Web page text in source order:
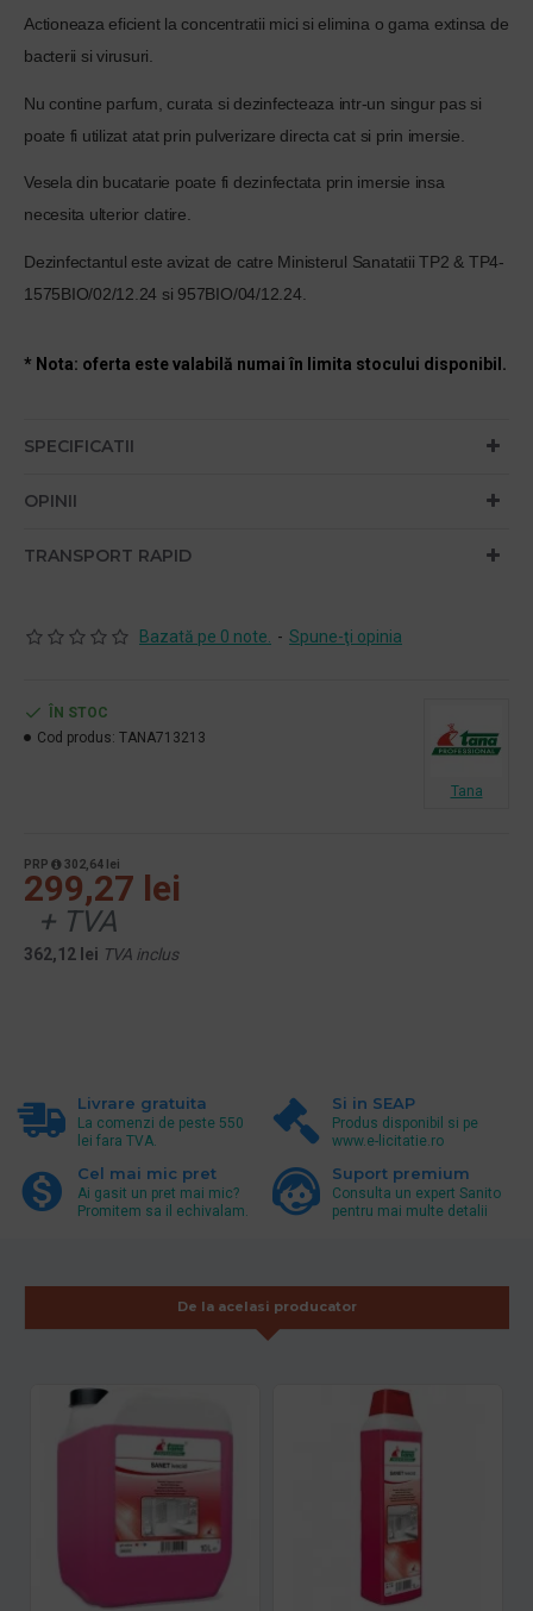
Actioneaza eficient la concentratii mici si elimina o gama extinsa de
bacterii si virusuri.
Nu contine parfum, curata si dezinfecteaza intr-un singur pas si
poate fi utilizat atat prin pulverizare directa cat si prin imersie.
Vesela din bucatarie poate fi dezinfectata prin imersie insa
necesita ulterior clatire.
Dezinfectantul este avizat de catre Ministerul Sanatatii TP2 & TP4-
1575BIO/02/12.24 si 957BIO/04/12.24.
* Nota: oferta este valabilă numai în limita stocului disponibil.
SPECIFICATII
OPINII
TRANSPORT RAPID
Bazată pe 0 note. - Spune-ţi opinia
PRP 302,64 lei
299,27 lei
+ TVA
362,12 lei TVA inclus
ÎN STOC
Cod produs: TANA713213
Tana
Livrare gratuita
La comenzi de peste 550
lei fara TVA.
Si in SEAP
Produs disponibil si pe
www.e-licitatie.ro
Cel mai mic pret
Ai gasit un pret mai mic?
Promitem sa il echivalam.
Suport premium
Consulta un expert Sanito
pentru mai multe detalii
De la acelasi producator